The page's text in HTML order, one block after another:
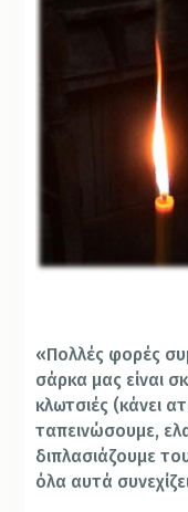
«Πολλές φορές
σάρκα μας είναι
κλωτσιές (κάνει
ταπεινώσουμε,
διπλασιάζουμε
όλα αυτά